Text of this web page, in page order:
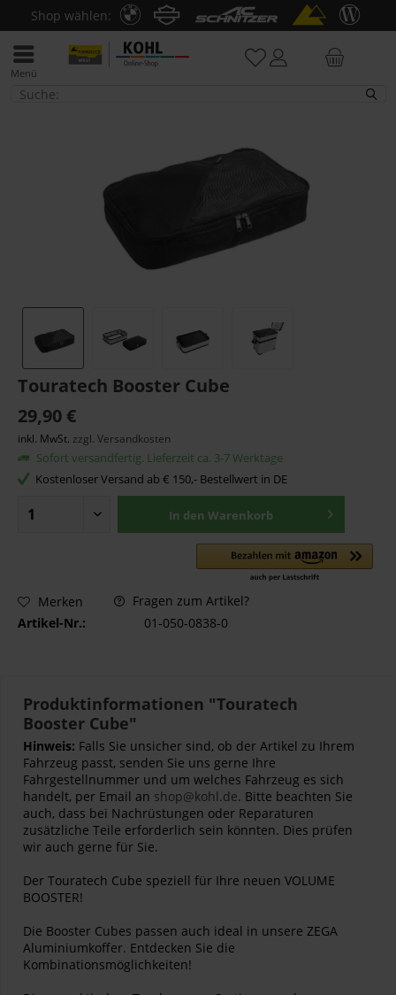
Shop wählen:
Menü
Taschen / Innentaschen
Touratech Booster Cube
29,90 €
inkl. MwSt. zzgl. Versandkosten
Sofort versandfertig. Lieferzeit ca. 3-7 Werktage
Kostenloser Versand ab € 150,- Bestellwert in DE
In den Warenkorb
Merken
Fragen zum Artikel?
Artikel-Nr.:
01-050-0838-0
Produktinformationen "Touratech
Booster Cube"
Hinweis: Falls Sie unsicher sind, ob der Artikel zu Ihrem
Fahrzeug passt, senden Sie uns gerne Ihre
Fahrgestellnummer und um welches Fahrzeug es sich
handelt, per Email an shop@kohl.de. Bitte beachten Sie
auch, dass bei Nachrüstungen oder Reparaturen
zusätzliche Teile erforderlich sein könnten. Dies prüfen
wir auch gerne für Sie.
Der Touratech Cube speziell für Ihre neuen VOLUME
BOOSTER!
Die Booster Cubes passen auch ideal in unsere ZEGA
Aluminiumkoffer. Entdecken Sie die
Kombinationsmöglichkeiten!